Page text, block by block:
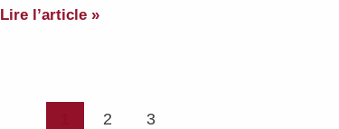
Formation
Lire l’article »
2 3